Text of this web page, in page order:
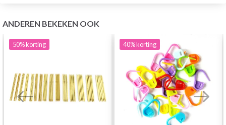
ANDEREN BEKEKEN OOK
50%korting 40%korting